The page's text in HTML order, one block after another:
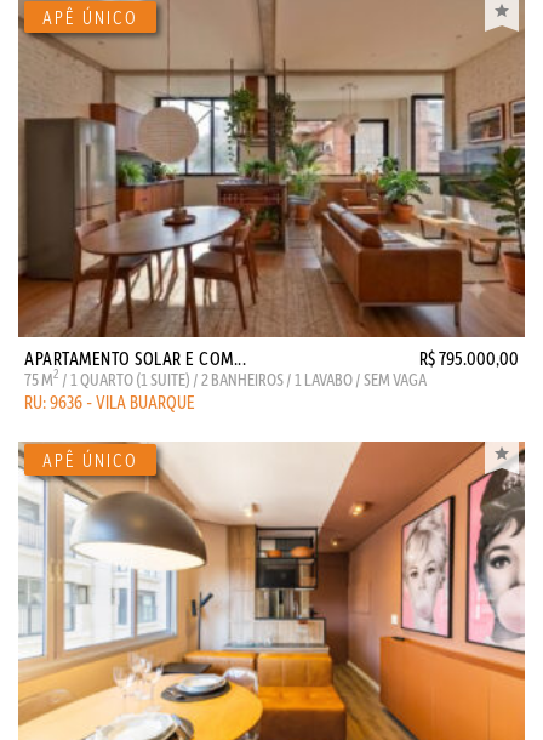
APARTAMENTO SOLAR E COM... R$ 795.000,00
75 M2 / 1 QUARTO (1 SUITE) / 2 BANHEIROS / 1 LAVABO / SEM VAGA
RU: 9636 - VILA BUARQUE